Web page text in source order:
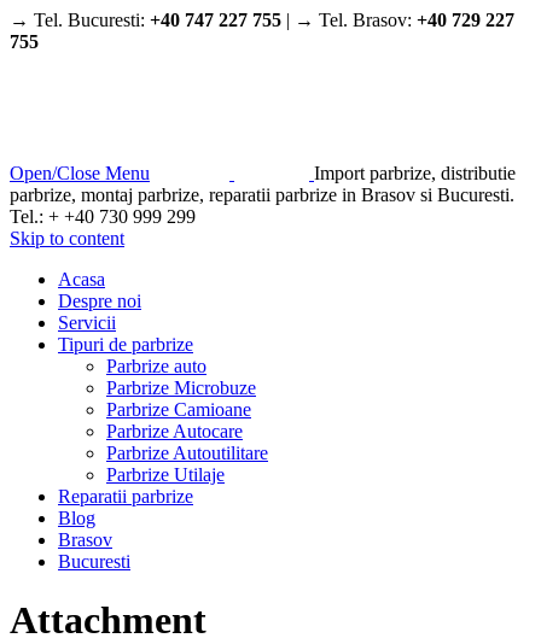
→ Tel. Bucuresti: +40 747 227 755 | → Tel. Brasov: +40 729 227
755
Open/Close Menu
Import parbrize, distributie
parbrize, montaj parbrize, reparatii parbrize in Brasov si Bucuresti.
Tel.: + +40 730 999 299
Skip to content
Acasa
Despre noi
Servicii
Tipuri de parbrize
Parbrize auto
Parbrize Microbuze
Parbrize Camioane
Parbrize Autocare
Parbrize Autoutilitare
Parbrize Utilaje
Reparatii parbrize
Blog
Brasov
Bucuresti
Attachment